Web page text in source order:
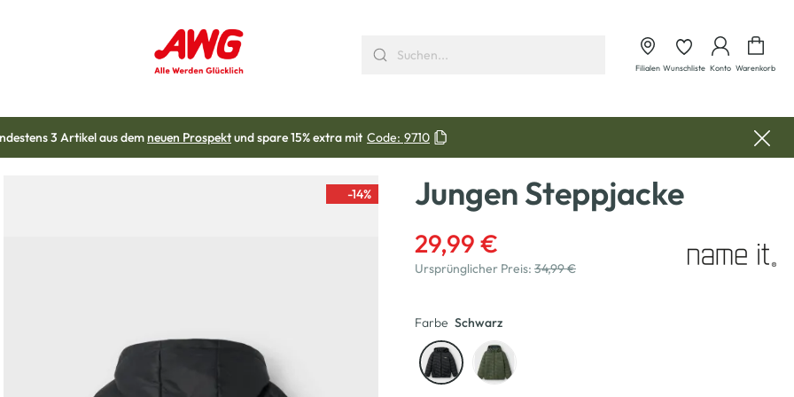
Filialen Wunschliste Konto Warenkorb
3 Artikel aus demneuen Prospektund spare 15% extra mit Code: 9710
-14% Jungen Steppjacke
29,99 €
Ursprünglicher Preis: 34,99 €
Farbe Schwarz